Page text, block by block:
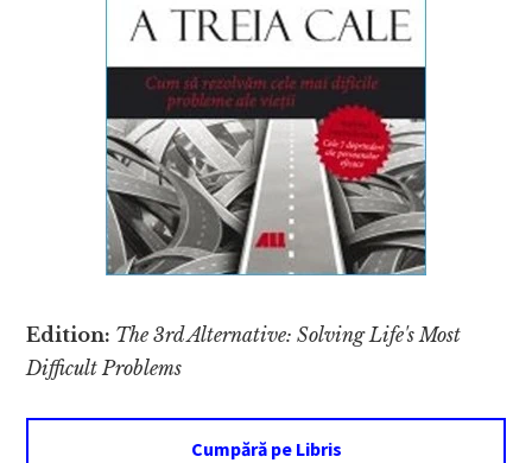
Edition: The 3rd Alternative: Solving Life's Most
Difficult Problems
Cumpără pe Libris